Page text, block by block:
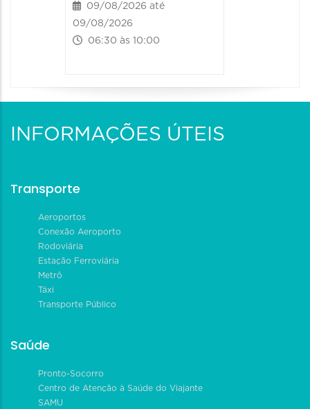
09/08/2026 até
09/08/2026
06:30 às 10:00
INFORMAÇÕES ÚTEIS
Transporte
Aeroportos
Conexão Aeroporto
Rodoviária
Estação Ferroviária
Metrô
Táxi
Transporte Público
Saúde
Pronto-Socorro
Centro de Atenção à Saúde do Viajante
SAMU